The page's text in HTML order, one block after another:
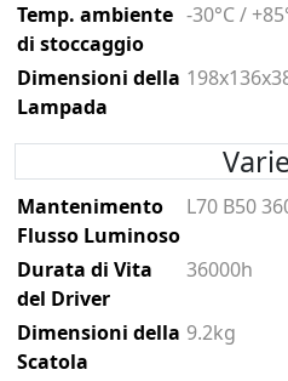
Temp. ambiente
di stoccaggio
-30°C /
Dimensioni della
Lampada
Varie
Mantenimento
Flusso Luminoso
L70 B50
Durata di Vita
del Driver
36000h
Dimensioni della
Scatola
9.2kg